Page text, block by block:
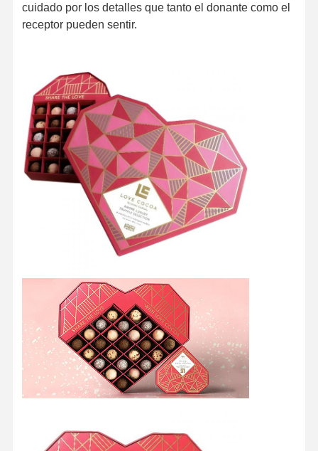
Inicio Productos
Control De
Contacto
Todos Los
Casos
Caja de embalaje cosmético
embalaje de ropa a medida
Empaquetado electrónico del producto
Caja de regalo de papel
Bolsa de papel
cuidado por los detalles que tanto el donante como el
receptor pueden sentir.